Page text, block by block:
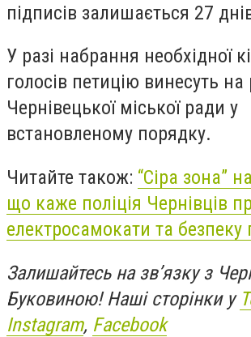
підписів залишається 27
У разі набрання необхідної
голосів петицію винесуть на
Чернівецької міської ради у
встановленому порядку.
Читайте також: “Сіра зона”
що каже поліція Чернівців
електросамокати та безпеку
Залишайтесь на зв’язку з
Буковиною! Наші сторінки у
Instagram, Facebook